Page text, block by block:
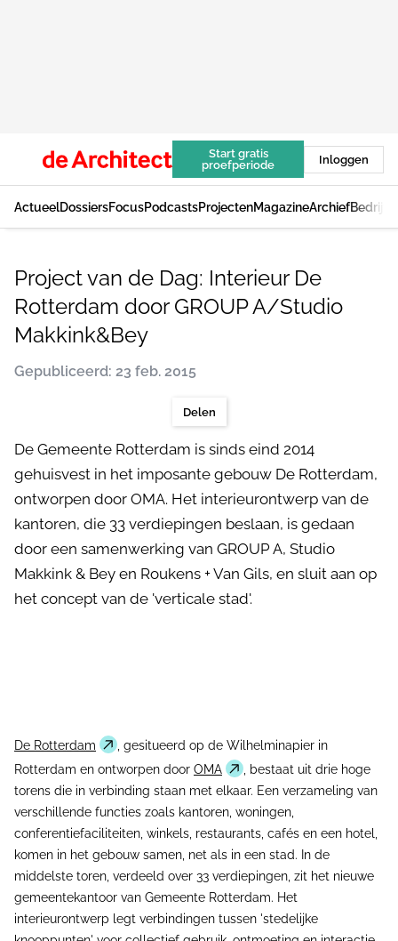
Start gratis
proefperiode
Inloggen
ActueelDossiersFocusPodcastsProjectenMagazineArchief
Project van de Dag: Interieur De
Rotterdam door GROUP A/Studio
Makkink&Bey
Gepubliceerd: 23 feb. 2015
Delen
De Gemeente Rotterdam is sinds eind 2014
gehuisvest in het imposante gebouw De Rotterdam,
ontworpen door OMA. Het interieurontwerp van de
kantoren, die 33 verdiepingen beslaan, is gedaan
door een samenwerking van GROUP A, Studio
Makkink & Bey en Roukens + Van Gils, en sluit aan op
het concept van de 'verticale stad'.
De Rotterdam
, gesitueerd op de Wilhelminapier in
Rotterdam en ontworpen door OMA
, bestaat uit drie hoge
torens die in verbinding staan met elkaar. Een verzameling van
verschillende functies zoals kantoren, woningen,
conferentiefaciliteiten, winkels, restaurants, cafés en een hotel,
komen in het gebouw samen, net als in een stad. In de
middelste toren, verdeeld over 33 verdiepingen, zit het nieuwe
gemeentekantoor van Gemeente Rotterdam. Het
interieurontwerp legt verbindingen tussen 'stedelijke